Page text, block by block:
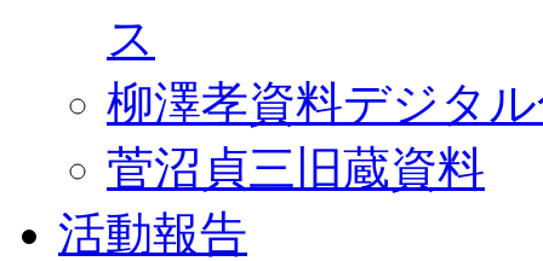
ス
柳澤孝資料デジタ
菅沼貞三旧蔵資料
活動報告